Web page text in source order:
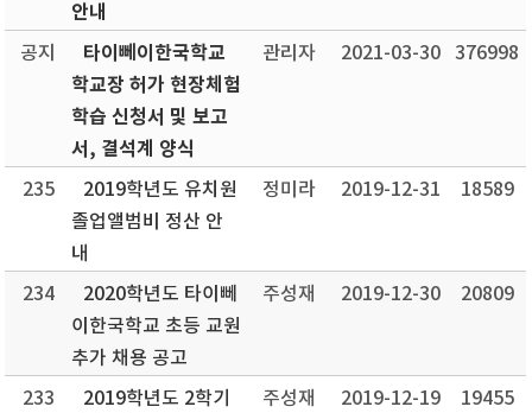
안내
공지
타이뻬이한국학교
학교장 허가 현장체험
학습 신청서 및 보고
서, 결석계 양식
관리자 2021-03-30 376998
235
2019학년도 유치원
졸업앨범비 정산 안
내
정미라 2019-12-31 18589
234
2020학년도 타이뻬
이한국학교 초등 교원
추가 채용 공고
주성재 2019-12-30 20809
233
2019학년도 2학기
주성재 2019-12-19 19455